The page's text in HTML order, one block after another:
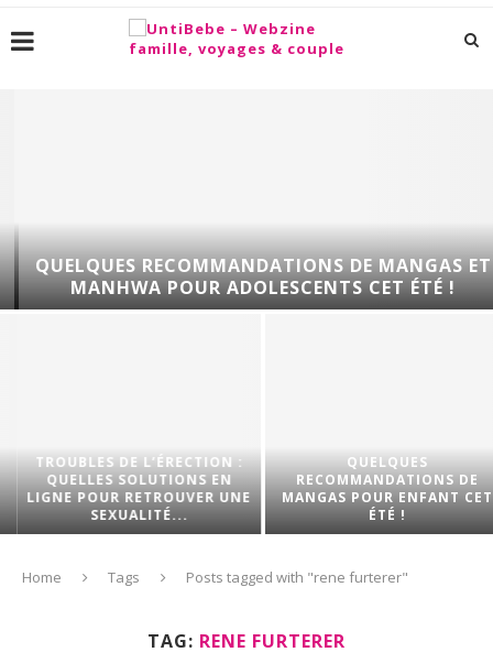
QUELQUES RECOMMANDATIONS DE MANGAS ET
MANHWA POUR ADOLESCENTS CET ÉTÉ !
TROUBLES DE L’ÉRECTION :
QUELLES SOLUTIONS EN
LIGNE POUR RETROUVER UNE
SEXUALITÉ...
QUELQUES
RECOMMANDATIONS DE
MANGAS POUR ENFANT CET
ÉTÉ !
Home Tags Posts tagged with "rene furterer"
TAG: RENE FURTERER